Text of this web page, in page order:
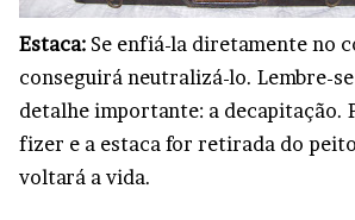
Estaca: Se enfiá-la diretamente no
conseguirá neutralizá-lo. Lembre-
detalhe importante: a decapitação.
fizer e a estaca for retirada do
voltará a vida.